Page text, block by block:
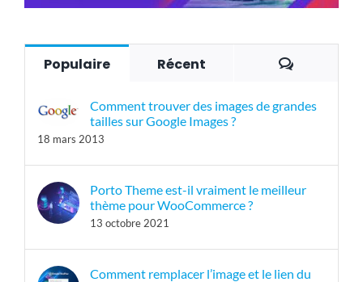
Comment trouver des images de grandes
tailles sur Google Images ?
18 mars 2013
Porto Theme est-il vraiment le meilleur
thème pour WooCommerce ?
13 octobre 2021